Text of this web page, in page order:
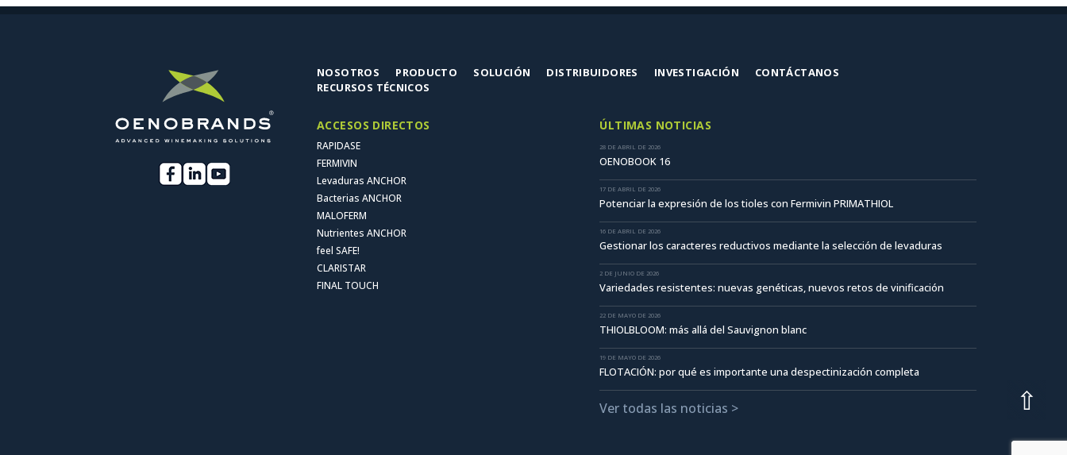
⇧
NOSOTROS PRODUCTO SOLUCIÓN DISTRIBUIDORES INVESTIGACIÓN
CONTÁCTANOS
RECURSOS TÉCNICOS
ACCESOS DIRECTOS
RAPIDASE
FERMIVIN
Levaduras ANCHOR
Bacterias ANCHOR
MALOFERM
Nutrientes ANCHOR
feel SAFE!
CLARISTAR
FINAL TOUCH
ÚLTIMAS NOTICIAS
28 DE ABRIL DE 2026
OENOBOOK 16
17 DE ABRIL DE 2026
Potenciar la expresión de los tioles con Fermivin PRIMATHIOL
16 DE ABRIL DE 2026
Gestionar los caracteres reductivos mediante la selección de levaduras
2 DE JUNIO DE 2026
Variedades resistentes: nuevas genéticas, nuevos retos de vinificación
22 DE MAYO DE 2026
THIOLBLOOM: más allá del Sauvignon blanc
19 DE MAYO DE 2026
FLOTACIÓN: por qué es importante una despectinización completa
Ver todas las noticias